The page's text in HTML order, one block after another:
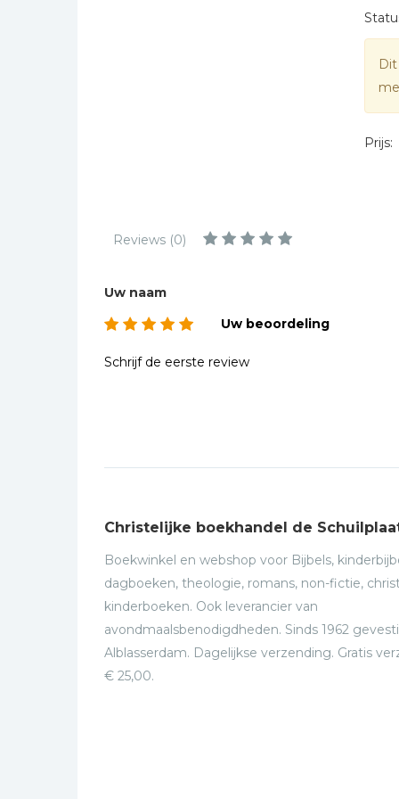
Toeristische kaarten en
gidsen
Wenskaarten
Prijs:
Reviews (0)
Uw naam
Uw beoordeling
Schrijf de eerste review
Christelijke boekhandel de
Boekwinkel en webshop voor Bijbels,
dagboeken, theologie, romans, non-fictie,
kinderboeken. Ook leverancier van
avondmaalsbenodigdheden. Sinds 1962
Alblasserdam. Dagelijkse verzending. Gratis
€ 25,00.